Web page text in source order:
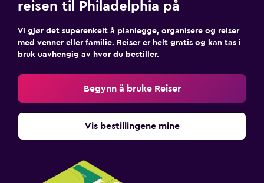
reisen til Philadelphia på
Vi gjør det superenkelt å planlegge, organisere og reiser
med venner eller familie. Reiser er helt gratis og kan tas i
bruk uavhengig av hvor du bestiller.
Begynn å bruke Reiser
Vis bestillingene mine